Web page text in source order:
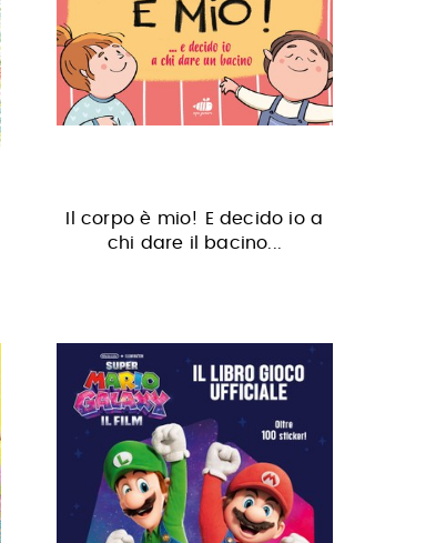
Il corpo è mio! E decido io a
chi dare il bacino...